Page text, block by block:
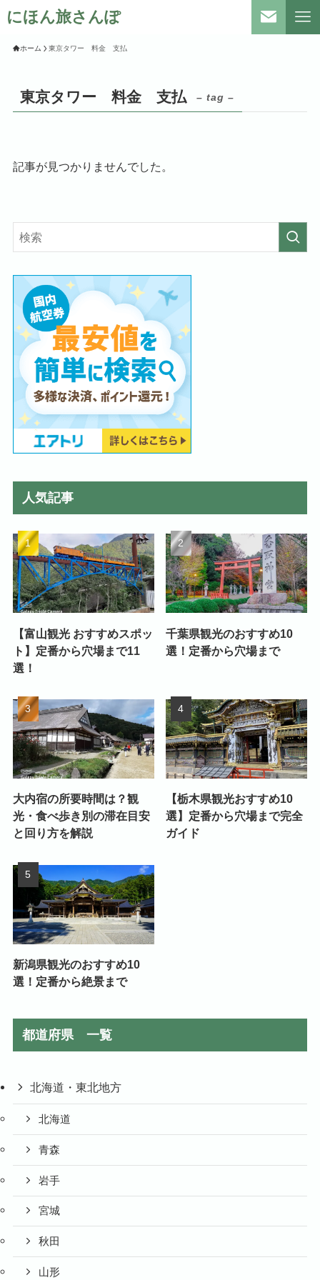
にほん旅さんぽ
ホーム 東京タワー 料金 支払
東京タワー 料金 支払 – tag –
記事が見つかりませんでした。
人気記事
【富山観光 おすすめスポッ
ト】定番から穴場まで11
選！
千葉県観光のおすすめ10
選！定番から穴場まで
大内宿の所要時間は？観
光・食べ歩き別の滞在目安
と回り方を解説
【栃木県観光おすすめ10
選】定番から穴場まで完全
ガイド
新潟県観光のおすすめ10
選！定番から絶景まで
都道府県 一覧
北海道・東北地方
北海道
青森
岩手
宮城
秋田
山形